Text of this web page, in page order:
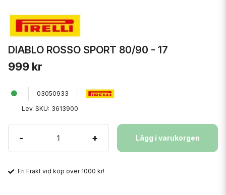
DIABLO ROSSO SPORT 80/90 - 17
999 kr
03050933
Lev. SKU: 3613900
- + Lägg i varukorgen
Fri Frakt vid köp över 1000 kr!